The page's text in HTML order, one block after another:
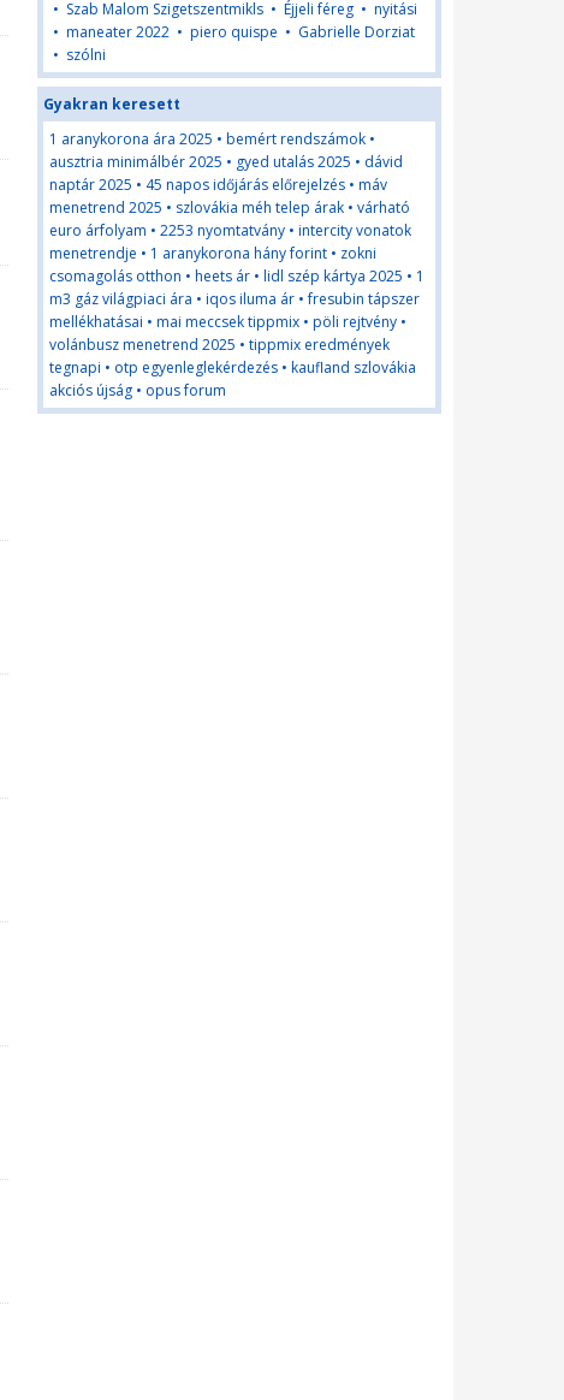
• Szab Malom Szigetszentmikls • Éjjeli féreg • nyitási
• maneater 2022 • piero quispe • Gabrielle Dorziat
• szólni
Gyakran keresett
1 aranykorona ára 2025 • bemért rendszámok •
ausztria minimálbér 2025 • gyed utalás 2025 • dávid
naptár 2025 • 45 napos időjárás előrejelzés • máv
menetrend 2025 • szlovákia méh telep árak • várható
euro árfolyam • 2253 nyomtatvány • intercity vonatok
menetrendje • 1 aranykorona hány forint • zokni
csomagolás otthon • heets ár • lidl szép kártya 2025 • 1
m3 gáz világpiaci ára • iqos iluma ár •fresubin tápszer
mellékhatásai • mai meccsek tippmix • pöli rejtvény •
volánbusz menetrend 2025 • tippmix eredmények
tegnapi • otp egyenleglekérdezés • kaufland szlovákia
akciós újság • opus forum